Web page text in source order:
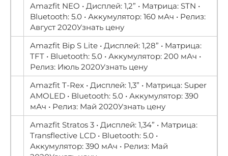
Amazfit NEO • Дисплей: 1,2” • Матрица: STN •
Bluetooth: 5.0 • Аккумулятор: 160 мАч • Релиз:
Август 2020Узнать цену
Amazfit Bip S Lite • Дисплей: 1,28” • Матрица:
TFT • Bluetooth: 5.0 • Аккумулятор: 200 мАч •
Релиз: Июль 2020Узнать цену
Amazfit T-Rex • Дисплей: 1,3” • Матрица: Super
AMOLED • Bluetooth: 5.0 • Аккумулятор: 390
мАч • Релиз: Май 2020Узнать цену
Amazfit Stratos 3 • Дисплей: 1,34” • Матрица:
Transflective LCD • Bluetooth: 5.0 •
Аккумулятор: 390 мАч • Релиз: Май